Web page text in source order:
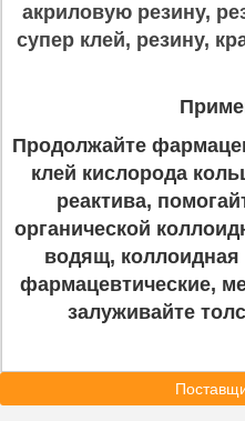
акриловую резину,
супер клей, резину,
Продолжайте
клей кислорода
реактива,
органической
водящ, коллоидная
фармацевтические,
залуживайте